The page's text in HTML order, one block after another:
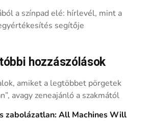
a színpad elé: hírlevél, mint a
segítője
hozzászólások
amiket a legtöbbet pörgetek
avagy zeneajánló a szakmától
zabolázatlan: All Machines Will